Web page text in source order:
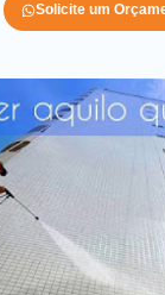
Solicite um